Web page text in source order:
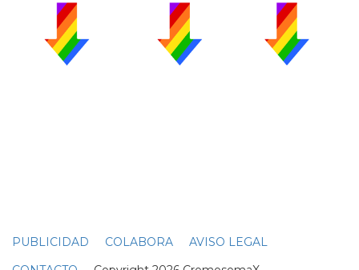
PUBLICIDAD COLABORA
AVISO LEGAL